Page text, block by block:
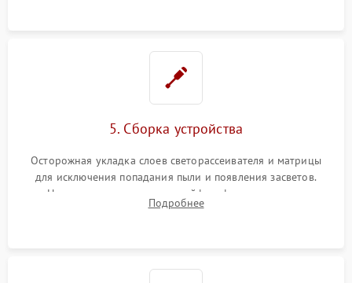
5. Сборка устройства
Осторожная укладка слоев светорассеивателя и матрицы
для исключения попадания пыли и появления засветов.
Надежное подключение шлейфов, фиксация плат и
аккуратное защелкивание пластикового корпуса монитора.
Подробнее